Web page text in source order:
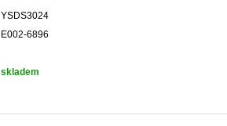
YSDS3024
E002-6896
skladem